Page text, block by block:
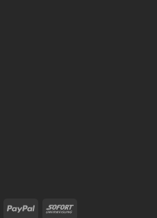
BankomatPayPal Sofort